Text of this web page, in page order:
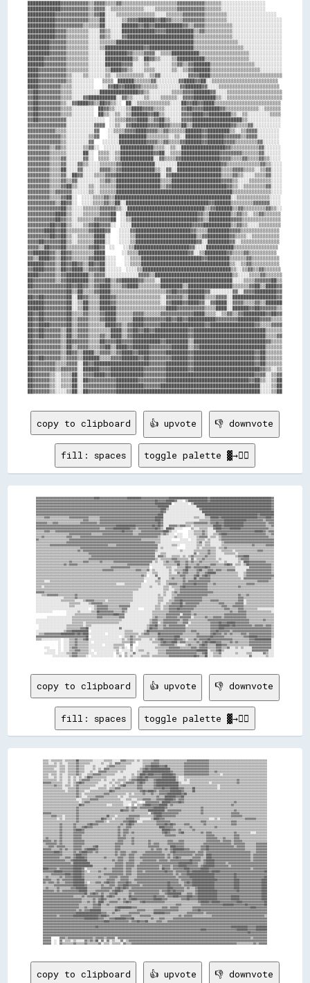
████████████▓▓▓▓▓▓▓▓▓▓▒▒▓▓▓▓▒▒▒▒▓▓▒▒▒▒▒▒▒▒▒▒▒▒▒▒▒▒▒▒▒▒▓▓▓▓▓▓▓▓▓▓▒▒▒▒▒▒░░░░░░░░░░░░░░░░
████████████▓▓▓▓▓▓▓▓▓▓▒▒▓▓▓▓░░▒▒▒▒▒▒▒▒▒▒▒▒░░░░▒▒▒▒▒▒▒▒▓▓▓▓▓▓▓▓▓▓▒▒▒▒▒▒░░░░░░░░░░░░░░░░
██████████▓▓▓▓▓▓▓▓▓▓▓▓▒▒▓▓██░░░░▒▒▒▒▒▒▒▒▒▒▒▒▒▒░░░░▒▒▒▒▒▒▓▓▓▓▓▓▓▓▒▒▒▒▒▒▒▒░░░░░░░░░░░░░░░░░░
██████████▓▓▓▓▓▓▓▓▓▓▓▓▒▒▒▒██░░░░░░▒▒▓▓▓▓██████▓▓██▓▓▒▒▒▒▓▓▓▓▓▓▓▓▒▒▒▒▒▒▒▒░░░░░░░░░░░░░░░░░░░░
██████████▓▓▓▓▓▓▓▓▓▓▒▒▒▒▒▒██░░░░░░██████▓▓██▓▓██████████▓▓▒▒▓▓▓▓▒▒▒▒▒▒▒▒▒▒░░░░░░░░░░░░░░░░░░
██████████▓▓▓▓▒▒▒▒▒▒▒▒░░░░▓▓▒▒░░░░████████████▓▓▓▓██████████▒▒▓▓▒▒▒▒▒▒▒▒▒▒░░░░░░░░░░░░░░░░░░
██████████▓▓▓▓▒▒▒▒▒▒▒▒░░░░▓▓▒▒░░░░▓▓████████████████████████▒▒▒▒▒▒▒▒▒▒▒▒▒▒░░░░░░░░░░░░░░░░░░
████████▓▓▓▓▓▓▒▒▒▒▒▒▒▒░░░░▒▒▒▒▒▒████████████████████████████▒▒▒▒▒▒▒▒▒▒▒▒▒▒▒▒░░░░░░░░░░░░░░░░
████████▓▓▓▓▓▓▒▒▒▒▒▒▒▒░░░░▒▒██████████████▓▓████████████████▒▒▒▒▒▒▒▒▒▒▒▒▒▒▒▒▒▒░░░░░░░░░░░░░░
████████▓▓▓▓▓▓▒▒▒▒▒▒▒▒░░░░░░████████▓▓▒▒▒▒▓▓▓▓░░▒▒▒▒██████████▒▒▒▒▒▒▒▒▒▒▒▒▒▒▒▒▒▒░░░░░░░░░░░░
██████▓▓▓▓▓▓▓▓▒▒▒▒▒▒▒▒░░░░░░██████████▒▒░░██▓▓▒▒░░░░▒▒██████████▒▒▒▒▒▒▒▒▒▒▒▒▒▒▒▒░░░░░░░░░░░░
██████▓▓▓▓▓▓▓▓▒▒▒▒▒▒▒▒░░░░░░██████▓▓▓▓░░░░▒▒░░░░░░░░▒▒▓▓▒▒▓▓██████▒▒▒▒▒▒▒▒▒▒▒▒▒▒▒▒░░░░░░░░░░
████▓▓▓▓▓▓▓▓▓▓▒▒▒▒▒▒▒▒░░░░░░▒▒████▓▓▒▒░░░░▒▒▒▒░░░░░░▒▒░░▒▒▓▓██████▒▒▒▒▒▒▒▒▒▒▒▒▒▒▒▒▒▒░░░░░░░░
████▓▓▓▓▓▓▓▓▓▓▒▒░░░░▒▒░░░░░░▒▒░░▒▒▒▒▒▒▒▒▒▒░░▒▒▓▓░░░░░░░░░░▓▓▓▓████▒▒▒▒▒▒▒▒▒▒▒▒▒▒▒▒▒▒▒▒▒▒▒▒▒▒
████▓▓▓▓▓▓▓▓▓▓▒▒░░░░░░░░    ▒▒▒▒  ██████▒▒▒▒▒▒▓▓░░░░░░░░▓▓████▓▓██░░▒▒▒▒▒▒▒▒▒▒▒▒▒▒▒▒▒▒▒▒▒▒▒▒
████▓▓▓▓▓▓▓▓▒▒▒▒░░░░░░░░    ░░▓▓██▓▓████▓▓▒▒▒▒▒▒░░░░░░░░▓▓██████▓▓░░░░▒▒▒▒▒▒▒▒▒▒▒▒▒▒▒▒▒▒▒▒▒▒
▓▓██▓▓▓▓▓▓▓▓▒▒▒▒░░░░░░░░░░██████████████▓▓▒▒░░░░░░░░▒▒▒▒▓▓▓▓██████▓▓░░░░▒▒▒▒▒▒▒▒▒▒▒▒▒▒▒▒▒▒▒▒
▓▓██▓▓▓▓▓▓▓▓▒▒▒▒░░░░▓▓██████████░░▓▓▒▒░░░░▒▒░░░░▒▒▒▒▒▒░░▓▓▓▓████████▒▒░░▒▒▒▒▒▒▒▒▒▒▒▒▒▒▒▒▒▒▒▒
▓▓██▓▓▓▓▓▓▓▓▒▒░░▓▓████▓▓▒▒██▓▓▒▒░░  ██░░▒▒▒▒▒▒▒▒▒▒▒▒░░░░██▓▓██▓▓████▒▒▒▒▒▒▒▒▒▒▒▒▒▒▒▒▒▒▒▒▒▒▒▒
▓▓██▓▓▓▓▓▓▓▓▒▒▒▒░░░░░░░░  ██▓▓▒▒░░░░▒▒████▓▓▓▓▒▒▒▒░░░░░░▓▓██▓▓▓▓██████▓▓▒▒▒▒▒▒▒▒▒▒▒▒░░▒▒▒▒▒▒
▓▓██▓▓▓▓▓▓▓▓▒▒▒▒░░░░░░░░  ██▒▒░░▒▒░░▒▒██████▓▓██▒▒░░░░░░▓▓▓▓████▓▓████████▒▒░░▒▒░░░░░░░░▒▒▒▒
▓▓██▓▓▓▓▓▓▓▓▓▓░░░░░░░░░░░░░░  ░░▒▒▒▒▓▓▓▓████▒▒▓▓██▒▒░░░░▓▓▓▓██████████████████▒▒░░░░░░░░░░░░
▓▓▓▓▓▓▓▓▓▓▓▓▓▓░░░░░░░░░░▓▓▓▓  ░░▒▒░░▓▓██████▓▓▓▓██▓▓▒▒▒▒██▒▒██████████████▓▓▒▒▒▒▓▓░░░░░░░░░░
▓▓▓▓▓▓▓▓▓▓▒▒▒▒░░░░░░░░░░▓▓    ░░▒▒▒▒▓▓▓▓████▓▓▓▓▒▒▓▓▒▒▒▒▒▒██████▓▓████████▒▒░░▒▒▓▓▓▓░░░░░░░░
▓▓▓▓▓▓▓▓▓▓▓▓▒▒░░░░░░░░▒▒▓▓    ░░░░██████████▒▒▒▒▒▒▒▒░░▒▒░░██████▓▓██████▓▓▓▓▓▓▒▒▓▓▓▓░░░░░░░░
▓▓▓▓▓▓▓▓▓▓▓▓▒▒░░░░░░░░▓▓    ░░░░░░██████████▓▓▓▓▒▒▓▓▒▒▒▒▓▓██████▓▓██████▓▓▓▓▒▒▒▒▒▒▒▒▓▓░░░░░░
▓▓▓▓▓▓▓▓▒▒▓▓▒▒░░░░░░▒▒▓▓░░  ░░░░░░████████████▒▒▒▒░░▒▒░░████████████████▓▓▒▒▒▒▒▒▒▒▒▒▓▓░░░░░░
▓▓▓▓▓▓▓▓▒▒▒▒▒▒░░░░░░██░░  ▒▒▒▒░░▒▒████████████▓▓██░░▒▒▒▒██████████████▓▓▓▓▓▓▓▓▒▒▒▒▒▒▓▓░░░░░░
▓▓▓▓▓▓▓▓▒▒▒▒▓▓░░░░░░▓▓░░  ▒▒▒▒░░▒▒████████████░░▓▓▒▒▒▒▓▓██████████████▓▓▓▓▒▒▒▒▓▓▒▒▒▒▓▓▒▒░░░░
▓▓▓▓▓▓▓▓▒▒▒▒▓▓░░░░▓▓▒▒░░░░▒▒▒▒▒▒▓▓████████████░░░░░░░░████████████████▓▓▒▒▒▒▒▒▒▒▒▒▒▒▓▓▒▒░░░░
▓▓▓▓▓▓▓▓▒▒▒▒██░░░░▓▓░░░░░░▓▓▓▓▒▒▓▓████████████▒▒░░▓▓░░████████████████▒▒▒▒▓▓▓▓▒▒▒▒░░▒▒▓▓░░░░
▓▓▓▓▓▓▓▓▒▒▒▒▓▓░░██▓▓░░░░▒▒▒▒▓▓▓▓████████████████░░▓▓██████████████████▒▒▒▒▓▓▒▒░░░░▒▒▒▒▓▓░░░░
▓▓▓▓▓▓▓▓▒▒▒▒▓▓▒▒▓▓░░░░░░░░▒▒▓▓▒▒████████████████▒▒▒▒██████████████████▓▓▓▓▒▒░░░░▒▒▒▒▒▒▒▒░░░░
▓▓▓▓▓▓▓▓▒▒▒▒▓▓██▒▒░░░░▒▒░░▒▒▒▒▒▒████████████████▒▒▓▓████████████████████▓▓▒▒░░▒▒▒▒▒▒▒▒▓▓░░░░
▓▓▓▓▓▓▓▓▒▒▓▓▓▓▓▓░░░░░░▒▒░░▒▒▒▒▒▒██████████████████████████████████████████▒▒▒▒▒▒▒▒▒▒▒▒▒▒░░░░
▓▓▓▓▓▓▓▓▒▒▒▒▓▓██░░  ░░░░▒▒▒▒▓▓▒▒██████████████████████████████████████████░░▒▒▒▒▒▒▒▒▒▒▒▒░░░░
▓▓▓▓▓▓▓▓▓▓▒▒██▓▓░░  ░░░░▒▒▒▒▓▓▒▒██░░██████████████████████████████▓▓██████▒▒▒▒▒▒▒▒▓▓▓▓▓▓░░░░
▓▓▓▓▓▓▓▓▓▓▓▓██▒▒░░░░▒▒▒▒▒▒▓▓▓▓▓▓▒▒░░████████████████████████████▒▒▓▓██████▒▒▓▓▒▒▒▒▒▒▒▒▓▓▒▒░░
▓▓▓▓▓▓▓▓▓▓████▒▒░░░░▒▒▒▒▒▒▓▓▓▓██  ░░██████████████████████████▓▓▒▒████████▒▒▓▓▒▒░░▒▒▓▓▒▒▒▒▒▒
▓▓▓▓▓▓▓▓▓▓██▓▓▒▒░░▒▒▒▒▒▒▓▓▓▓▓▓██  ░░▒▒████████████████████████▓▓▒▒████████▓▓▓▓▒▒▒▒▒▒▒▒▒▒▒▒▒▒
▓▓▓▓▓▓▓▓██▓▓██▒▒░░░░▒▒▓▓██▓▓▓▓░░  ░░░░██████████████████████▓▓▓▓██████████▒▒▓▓▒▒░░░░▒▒▒▒▒▒▒▒
▓▓▓▓▓▓████▓▓██▒▒▒▒▒▒▒▒▓▓████▓▓    ░░░░▓▓████████████████████▓▓▒▒▒▒████████▓▓▓▓▒▒▒▒▒▒▒▒▒▒▒▒▒▒
▓▓▓▓▓▓▓▓██▓▓██▒▒░░▒▒▒▒▒▒████░░    ░░░░▒▒██████████████████████▒▒▓▓████████▓▓▒▒▒▒░░▒▒▒▒▒▒▒▒▒▒
▓▓▓▓██▓▓▓▓▓▓██▒▒░░▒▒▒▒▒▒████░░    ░░░░▒▒██████████████████████▓▓░░████████▓▓░░▒▒▒▒▒▒▒▒▒▒▒▒▒▒
▓▓▓▓▒▒██▓▓▓▓██▒▒▒▒▒▒▒▒▓▓██▓▓  ░░    ░░▒▒████████████████████▓▓░░░░██████████▒▒▒▒▒▒▒▒▒▒▒▒▒▒▒▒
▓▓██████▓▓▒▒██▓▓▒▒▒▒▒▒▒▒████        ░░▒▒▒▒██████████████████▓▓░░▒▒████████▓▓▒▒▒▒▓▓▒▒▒▒▒▒▒▒▒▒
▓▓▒▒████▓▓▒▒██▓▓▒▒▒▒▒▒▓▓████░░░░    ░░▒▒▒▒██████████████████████▓▓████████▒▒▒▒▒▒▓▓▒▒▒▒▒▒▒▒▒▒
██████▓▓▓▓▒▒██▓▓██▓▓▒▒██▓▓██░░░░    ░░▒▒▒▒████████████████████████████████▒▒░░▒▒▓▓▒▒▒▒▒▒▒▒▒▒
▓▓████▓▓▓▓▒▒██▓▓████▒▒▓▓▓▓██░░░░░░  ░░░░▒▒████████████████████████████████▒▒░░▒▒▓▓▒▒▓▓▒▒▒▒▒▒
████▓▓▓▓▓▓▒▒▓▓████████▒▒▓▓▓▓░░░░░░░░░░░░▓▓▓▓▒▒████████████████████████████▒▒░░░░▒▒▒▒▓▓▒▒▒▒▒▒
██▓▓▓▓▓▓▓▓▒▒▓▓████████▒▒▓▓▓▓██▒▒▓▓██████▓▓▒▒▒▒░░██████████████████████████░░░░▒▒▒▒▓▓▓▓▓▓██▒▒
██▓▓▓▓▓▓▓▓▓▓▓▓██▓▓██▓▓▒▒▓▓████▒▒▒▒▓▓████▒▒▒▒▒▒▒▒████████▒▒████████████████▒▒▒▒▒▒▓▓██▒▒████▓▓
▓▓▓▓▓▓▓▓▓▓▓▓▓▓██▒▒██▒▒▒▒▓▓████▒▒▒▒▒▒▒▒▒▒▒▒▒▒▒▒▒▒▒▒▓▓██▓▓▓▓██████▓▓░░░░░░░░▓▓░░▓▓▓▓████████▓▓
██▓▓██▓▓▓▓▓▓▓▓██░░██▓▓▒▒▒▒████▓▓▒▒▒▒▒▒▒▒▒▒▒▒▒▒▒▒░░▓▓▓▓▓▓▒▒██████▒▒▒▒▓▓▓▓░░████████████████▓▓
██████▓▓▓▓▓▓▓▓██░░▒▒██▒▒▒▒████▓▓▒▒▒▒▒▒▒▒▒▒▒▒▒▒▒▒░░▓▓████▓▓████▓▓░░▓▓████░░▓▓▓▓▒▒▒▒▓▓▒▒██████
██████▓▓▓▓▓▓▓▓██░░▒▒██▒▒▒▒██████▒▒▒▒▒▒▒▒▒▒▒▒▒▒▒▒▒▒████▓▓▓▓▓▓▓▓▓▓▒▒▒▒████░░██████▓▓██▓▓▓▓▓▓▒▒
██▓▓██▓▓▓▓▓▓▓▓██▒▒▒▒▓▓▒▒▒▒▓▓████▒▒▒▒▒▒▓▓▓▓▒▒▒▒▒▒▓▓▓▓▓▓▓▓▓▓▓▓████▒▒▒▒░░▒▒▓▓▒▒▓▓████████▓▓██▓▓
██▓▓██▓▓▓▓▓▓▓▓██▒▒▓▓▓▓▒▒▒▒▓▓████▒▒▒▒▒▒████▓▓▓▓▓▓▓▓██▓▓██▓▓██████████▓▓▓▓▓▓▓▓████████▓▓▓▓▒▒▒▒
██▓▓████▓▓▓▓▓▓██▒▒▓▓▓▓▒▒▒▒▒▒████▓▓▒▒▓▓████▓▓▓▓▓▓████████████████▓▓████████████████▓▓▒▒▒▒▓▓▓▓
██▓▓██▓▓▓▓▓▓▒▒██▒▒▓▓▓▓▒▒▒▒▒▒▒▒████▒▒▓▓██▓▓██▓▓████████████▓▓██████████████████████████▒▒▒▒▒▒
██▓▓██▓▓▓▓▓▓▒▒██▒▒▓▓▓▓▒▒▒▒▓▓▒▒████▒▒▓▓████████████████████▓▓██████████████████████████▒▒▒▒▓▓
██▓▓▓▓▓▓▓▓▓▓▒▒██▓▓▓▓▓▓▒▒▒▒██▓▓▓▓██▓▓▓▓██████████▓▓████████▒▒██████████████████████████▓▓▒▒▒▒
██▓▓▓▓▓▓▓▓▓▓▒▒██▒▒▓▓▓▓▒▒▒▒▓▓██▒▒████▓▓██████▓▓▓▓▓▓▓▓██████▒▒▓▓████████████████████████▒▒▒▒▒▒
██▓▓▓▓▓▓▓▓▓▓▒▒██▓▓▒▒████▒▒▓▓▓▓▒▒▓▓████▓▓████▓▓▓▓▓▓████████▓▓██████████████████████▓▓██▒▒▒▒▒▒
██▓▓██▓▓▓▓▓▓▒▒▓▓▓▓▒▒██████▒▒▒▒▓▓▓▓██████▓▓██▓▓▓▓▓▓▓▓██████▓▓██████████████████████▓▓██▒▒▒▒▒▒
██▓▓▓▓▓▓▓▓▒▒▒▒▓▓▓▓░░██▓▓████████████████████▓▓▓▓▓▓████████▓▓██████████████████████▓▓██▒▒▒▒▒▒
██▓▓▓▓▓▓▓▓▒▒▓▓▓▓▓▓░░██████▓▓▓▓████████████▓▓▓▓▓▓▓▓████████▓▓████████████████████████▓▓▒▒░░▒▒
██▓▓▓▓▓▓▒▒░░▒▒▒▒██░░▓▓▓▓████▓▓████████████▓▓▓▓▓▓▓▓████████████████████████████████▓▓▓▓░░▒▒▓▓
██▓▓▓▓▓▓▒▒░░▒▒▒▒██░░██▓▓▓▓▓▓▓▓▓▓████████▓▓▓▓▓▓▓▓▓▓██████████████████████████████▓▓██▒▒░░▒▒██
██▓▓▓▓▓▓▒▒░░▒▒▒▒██░░▓▓▓▓▓▓▓▓▓▓▓▓██████████▓▓▓▓▓▓████████████████████████████████████░░░░▒▒██
copy to clipboard 👍 upvote 👎 downvote
fill: spaces toggle palette ▓→✊🏽
▓▓▓▓▓▓▓▓▓▓▓▓▓▓▓▓▓▓▓▓▓▓▓▓▓▓▓▓▓▓▓▓▓▓▓▓▓▓▓▓▓▓████▓▓▓▓▓▓▓▓▓▓▓▓▓▓▓▓▓▓▓▓██████████▓▓▓▓▓▓▓▓▓▓▓▓▓▓▓▓▓▓▓▓████████████████████████████▓▓████████████████████████████████████████████▓▓
▓▓▓▓▓▓▓▓▓▓▓▓▓▓▓▓▓▓▓▓▓▓▓▓▓▓▓▓▓▓▓▓▓▓▓▓▓▓▓▓▓▓▓▓▓▓▓▓▓▓▓▓▓▓▓▓▓▓▓▓▓▓▓▓▓▓▓▓▓▓▓▓▓▓▓▓▓▓▓▓▓▓▓▓▓▓██▓▓▓▓▓▓██████▓▓░░░░  ▒▒██████████████▓▓████████████████████████████████████████████▓▓
▓▓▓▓▓▓▓▓▓▓▓▓▓▓▓▓▓▓▓▓▓▓▓▓▓▓▓▓▓▓▓▓▓▓▓▓▓▓▓▓▓▓▓▓▓▓▓▓▓▓▓▓▓▓▓▓▓▓▓▓▓▓▓▓▓▓▓▓▓▓▓▓▓▓▓▓▓▓▓▓▓▓▓▓▓▓████████████  ░░░░░░░░░░  ▒▒████████████████████████████████████████████████████████▓▓
▓▓▓▓▓▓▓▓▓▓▓▓▓▓▓▓▓▓▓▓▓▓▓▓▓▓▓▓▓▓▓▓▓▓▓▓▓▓▓▓▓▓▓▓▓▓▓▓▓▓▓▓▓▓▓▓▓▓▓▓▓▓▓▓▓▓▓▓▓▓▓▓▓▓▓▓▓▓▓▓▓▓▓▓▓▓▓▓████████░░░░░░░░░░░░░░░░░░░░██████████████████████████████████████████████████████▓▓
▓▓▓▓▓▓▓▓▓▓▓▓▓▓▓▓▓▓▓▓▓▓▓▓▓▓▓▓▓▓▓▓▓▓▓▓▓▓▓▓▓▓▓▓▓▓▓▓▓▓▓▓▓▓▓▓▓▓▓▓▓▓▓▓▓▓▓▓▓▓▓▓▓▓▓▓▓▓▓▓▓▓▓▓▓▓▓▓▓▓████▒▒░░░░░░░░░░░░░░░░░░░░░░▓▓██████████████████████████████████████████████████▓▓
▓▓▓▓▓▓▓▓▓▓▓▓▓▓▓▓▓▓▓▓▓▓▓▓▓▓▓▓▓▓▓▓▓▓▓▓▓▓▓▓▓▓▓▓▓▓▓▓▓▓▓▓▓▓▓▓▓▓▓▓▓▓▓▓▓▓▓▓▓▓▓▓▓▓▓▓▓▓▓▓▓▓▓▓▓▓▓▓▓▓██▓▓░░░░░░░░░░░░░░░░░░░░░░░░░░████████████████████████████████████████████████████
▓▓▓▓▓▓▓▓▓▓▓▓▓▓▓▓▓▓▓▓▓▓▓▓▓▓▓▓▓▓▓▓▓▓▓▓▓▓▓▓▓▓▓▓▓▓▓▓▓▓▓▓▓▓▓▓▓▓▓▓▓▓▓▓▓▓▓▓▓▓▓▓▓▓▓▓▓▓▓▓▓▓▓▓▓▓▓▓████░░░░░░░░░░░░░░░░░░░░░░░░░░░░░░██████████████████████████████████████▓▓██████████
▒▒▒▒▒▒▓▓▓▓▒▒▒▒▒▒▒▒▒▒▒▒▒▒▓▓▓▓▓▓▓▓▓▓▓▓▓▓▒▒▒▒▒▒▒▒▓▓▓▓▓▓▓▓▓▓▓▓▓▓▓▓▓▓▓▓▓▓▓▓▓▓▓▓▓▓▓▓▓▓▓▓▓▓▓▓██████░░░░░░░░░░░░░░░░░░░░░░▒▒▒▒░░░░▒▒▒▒██████▓▓██████████████████████████▓▓▓▓▓▓████▓▓
▒▒▒▒▒▒▒▒▒▒▒▒▒▒▒▒▒▒▒▒▒▒▒▒▒▒▒▒▒▒▒▒▒▒▓▓▓▓▒▒▒▒▒▒▒▒▓▓▓▓▓▓▓▓▓▓▓▓▓▓▓▓▓▓▓▓▓▓▓▓▓▓▓▓▓▓▓▓▓▓▓▓▓▓▓▓████▓▓░░░░░░░░░░░░░░░░░░░░░░░░░░▒▒▒▒▒▒▒▒▓▓▓▓▓▓▓▓▓▓████████████████▓▓▓▓▓▓▓▓▓▓▓▓▒▒▓▓▓▓▓▓
▓▓▓▓▓▓▓▓▒▒▒▒▓▓▓▓▒▒▒▒▒▒▒▒▒▒▒▒▒▒▒▒▓▓▓▓▓▓▓▓▓▓▓▓▒▒▓▓▓▓▓▓▓▓▓▓▓▓▓▓▓▓▓▓▓▓▓▓▓▓▓▓▓▓▓▓▓▓▓▓▓▓▓▓▓▓▓▓██▓▓░░░░░░░░░░░░░░░░▒▒▒▒▒▒▓▓▓▓▓▓▓▓▓▓▒▒▓▓▓▓██▓▓▓▓██████████████▓▓▓▓▓▓▓▓▓▓▓▓▓▓▓▓▒▒▓▓▓▓
▓▓▓▓▓▓▓▓▓▓▓▓▓▓▓▓▓▓▓▓▓▓▓▓▓▓▓▓▓▓▓▓▓▓▓▓▓▓▓▓▓▓▓▓▓▓▓▓▓▓▓▓▓▓▓▓▓▓██████████████▓▓▓▓▓▓▓▓▓▓▓▓██▓▓██▓▓░░░░▓▓▓▓▓▓▒▒▓▓▓▓▒▒▒▒░░▒▒▒▒▒▒▒▒▒▒▒▒▒▒██████▓▓██████████████▓▓▓▓▓▓▓▓▓▓▓▓▓▓▓▓▒▒▒▒▓▓
▓▓▓▓▓▓▓▓▓▓▓▓▓▓▓▓▓▓▓▓▓▓▓▓▓▓▓▓▓▓▓▓▓▓▓▓▓▓▓▓▓▓▓▓▓▓▒▒▒▒▓▓▓▓▓▓████████████▓▓▓▓▒▒▓▓▓▓▓▓▓▓▓▓▓▓██▓▓▒▒░░████▓▓░░░░░░      ▒▒░░░░▒▒▒▒▒▒░░░░▓▓████▓▓▓▓▓▓████████▓▓▓▓▓▓▓▓▓▓▓▓▓▓▓▓▓▓▓▓▒▒▒▒
▒▒▒▒▒▒▓▓▓▓▒▒▒▒▓▓▓▓▓▓▓▓▓▓▓▓▓▓▓▓▓▓▓▓▓▓▓▓▓▓▓▓▓▓▓▓▓▓▓▓▓▓▓▓▓▓▓▓▓▓▓▓██▓▓▓▓▓▓▒▒▒▒▒▒▓▓▓▓▓▓▓▓▓▓▓▓▓▓▓▓████▒▒░░░░        ░░░░▒▒▒▒▒▒▓▓▒▒░░░░░░▓▓▓▓▓▓▓▓▓▓▓▓▓▓▓▓▓▓▓▓▓▓▓▓▓▓▓▓██████▓▓▒▒▓▓▓▓
▒▒▒▒▒▒▒▒▒▒▒▒▒▒▒▒▒▒▒▒▒▒▒▒▓▓▓▓▓▓▓▓▓▓▓▓▓▓▓▓▒▒▒▒▒▒▒▒▓▓▓▓▓▓▓▓▓▓▓▓▓▓▓▓▓▓▓▓▓▓▒▒▒▒▓▓▓▓▓▓▓▓▓▓▓▓▓▓▓▓▒▒▓▓▒▒░░░░  ░░░░    ░░░░▒▒▒▒▒▒▓▓▒▒░░░░▒▒▒▒▓▓████▓▓▓▓▓▓▓▓▓▓▓▓▓▓▓▓▓▓▓▓▓▓▓▓▓▓▓▓▒▒▒▒▓▓
▒▒▒▒▓▓▒▒▒▒▒▒▒▒▒▒▒▒▒▒▒▒▓▓▓▓▒▒▒▒▒▒▓▓▓▓▓▓▓▓▓▓▓▓▓▓▓▓▓▓▓▓▓▓▓▓▓▓▓▓▓▓▓▓▓▓▓▓▓▓▓▓▓▓▓▓▓▓▓▓▓▓▓▓▓▓▓▓▒▒░░░░░░░░░░▒▒░░░░    ░░░░░░▒▒▓▓▓▓▓▓░░▒▒▒▒░░▒▒▓▓▓▓▓▓▓▓▓▓▓▓▓▓▓▓▓▓▓▓▓▓▓▓▓▓▓▓▓▓▓▓▓▓▒▒▒▒
▓▓▒▒▒▒▒▒▒▒▒▒▒▒▒▒▒▒▒▒▒▒▒▒▓▓▓▓▓▓▓▓▓▓▓▓▓▓▓▓▓▓▓▓▓▓▓▓▓▓▓▓▓▓▓▓▓▓▓▓▓▓▓▓▓▓▓▓▓▓▓▓▓▓▓▓▒▒▒▒▒▒▒▒▒▒▒▒▒▒░░░░░░░░      ░░░░░░  ░░░░▒▒▒▒▒▒░░▒▒░░░░░░▒▒▓▓▓▓▓▓▓▓▓▓▓▓▓▓▓▓▓▓▓▓▓▓▓▓▓▓▓▓▓▓▓▓▓▓▓▓▓▓
▒▒▒▒▒▒▒▒▒▒▒▒▒▒▒▒▒▒▒▒▒▒▓▓▓▓▓▓▓▓▓▓▓▓▓▓▓▓▓▓▓▓▓▓▓▓▓▓▓▓▓▓▓▓▓▓▓▓▓▓▓▓▓▓▓▓▓▓▓▓▓▓▓▓▓▓▓▓▓▓▓▓▓▓▓▓▒▒▒▒░░░░░░░░░░░░░░░░░░░░░░░░░░▒▒▓▓░░▒▒▒▒░░░░░░░░▒▒▓▓▓▓▓▓▓▓▓▓▓▓▓▓▓▓▓▓▓▓▓▓▓▓▓▓▓▓▓▓▓▓▓▓▓▓
▒▒▒▒▒▒▒▒▒▒▓▓▓▓▓▓▓▓▓▓▓▓▓▓▓▓▓▓▓▓▓▓▓▓▓▓▓▓▓▓▓▓▓▓▓▓▓▓▓▓▓▓▒▒▒▒▒▒▓▓▓▓▓▓▓▓▓▓▓▓▓▓▓▓▓▓▓▓▓▓▓▓▓▓▓▓▓▓░░░░░░░░░░▒▒▒▒░░    ░░░░░░░░▒▒▒▒░░▒▒▒▒░░░░░░░░▒▒▒▒▒▒▒▒▒▒▒▒▒▒▒▒▒▒▒▒▒▒▓▓▒▒▒▒▒▒▒▒▓▓▓▓▓▓
▒▒▒▒▒▒▒▒▒▒▒▒▒▒▒▒▒▒▒▒▒▒▒▒▒▒▒▒▒▒▒▒▓▓▓▓▓▓▓▓▓▓▓▓▓▓▓▓▓▓▓▓▓▓▓▓▓▓▓▓▓▓▓▓▓▓▓▓▓▓▓▓▓▓▓▓▓▓▓▓▓▓▓▓▓▓▓▓░░▒▒░░░░░░░░░░      ░░░░░░░░▒▒░░▒▒▒▒▒▒▒▒▒▒░░▒▒▒▒▓▓▒▒▒▒▒▒▒▒▒▒▒▒▒▒▒▒▒▒▒▒▒▒▒▒▒▒▒▒▒▒▒▒▒▒
▒▒▒▒▒▒▒▒▒▒▒▒▒▒▒▒▒▒▒▒▒▒▒▒▒▒▒▒▒▒▓▓▒▒▓▓▓▓▓▓▓▓▓▓▓▓▓▓▓▓▓▓▓▓▓▓▓▓▓▓▓▓▓▓▓▓▓▓▓▓▓▓▓▓▓▓▓▓▓▓▓▓▓▓▓▓▒▒░░░░░░░░░░░░░░░░▒▒░░░░░░░░▒▒▒▒▒▒▒▒▒▒▓▓▒▒▒▒░░░░▒▒▒▒▒▒▒▒░░▒▒▒▒▒▒▒▒▒▒▒▒▒▒▒▒▓▓▓▓▒▒▒▒▒▒▒▒
▒▒▒▒▒▒▒▒▒▒▒▒▒▒▒▒▒▒▒▒▒▒▒▒▒▒▒▒▒▒▒▒▒▒▒▒▒▒▓▓▓▓▓▓▓▓▓▓▓▓▓▓▓▓▓▓▓▓▓▓▓▓▓▓▓▓▓▓▓▓▓▓▓▓▓▓▓▓▓▓▓▓▓▓▓▓░░░░▒▒▒▒░░░░░░░░░░░░░░░░░░░░▓▓░░▒▒▒▒▒▒▓▓▒▒▒▒░░░░░░▒▒▒▒▒▒▒▒░░▒▒▒▒▒▒▒▒▒▒▒▒▒▒▒▒▒▒▒▒▒▒▒▒▒▒
▒▒▒▒▒▒▒▒▒▒▒▒▒▒▒▒▒▒▒▒▒▒▒▒▒▒▒▒▒▒▒▒▒▒▒▒▒▒▒▒▓▓▓▓▓▓▓▓▓▓▓▓▓▓▓▓▓▓▓▓▓▓▓▓▓▓▓▓▓▓▓▓▓▓▓▓▓▓▓▓▓▓▓▓▓▓░░▓▓▓▓▒▒░░░░▒▒▒▒▒▒░░▒▒░░▒▒▓▓▒▒▒▒▒▒▒▒▓▓▒▒▒▒▒▒░░░░░░░░░░░░░░▒▒▓▓▓▓████▒▒▒▒▒▒▒▒▒▒▒▒▒▒▒▒▒▒
▒▒▒▒▒▒▒▒▒▒▒▒▒▒▒▒▒▒▒▒▒▒▒▒▒▒▒▒▒▒▒▒▒▒▒▒▒▒▓▓▓▓▓▓▓▓▓▓▓▓▓▓▓▓▓▓▓▓▓▓▓▓▓▓▓▓▓▓▓▓▓▓▓▓▓▓▓▓▓▓▓▓▓▓▓▓▒▒░░▒▒▒▒▒▒▒▒▓▓▓▓▒▒▒▒▒▒▒▒░░▓▓░░▒▒▒▒▓▓▒▒▒▒▒▒▒▒░░▒▒░░░░░░░░░░░░▒▒▓▓▓▓▓▓▒▒▒▒▒▒▒▒▒▒▒▒▒▒▒▒▒▒
▒▒▒▒▒▒▒▒▒▒▒▒▒▒▒▒▒▒▒▒▒▒▒▒▓▓▒▒▒▒▒▒▒▒▓▓▓▓▒▒▒▒▒▒▒▒▓▓▒▒▒▒▒▒▒▒▓▓▓▓▓▓▓▓▓▓▓▓▓▓▓▓▓▓▓▓▓▓▓▓▓▓▓▓░░▒▒░░░░▒▒▓▓▒▒▒▒▓▓▓▓▒▒▒▒▓▓▒▒▓▓▒▒▒▒▓▓▒▒▒▒▒▒▒▒▒▒▒▒░░░░▒▒░░░░░░░░▒▒░░████▓▓▓▓▓▓▓▓▓▓▓▓▒▒▒▒▒▒
▒▒▒▒▒▒▒▒▒▒▒▒▒▒▒▒▒▒▒▒▓▓▒▒▓▓▓▓▓▓▒▒▒▒▒▒▒▒▒▒▒▒▒▒▒▒▒▒▒▒▒▒▒▒▒▒▒▒▒▒▒▒▒▒▒▒▓▓▓▓▓▓▓▓▓▓▓▓▓▓▓▓░░░░░░░░░░▒▒▒▒▒▒▒▒▒▒██▒▒▒▒▓▓▒▒▒▒▒▒▓▓▒▒▒▒▒▒▒▒▓▓▓▓▒▒▒▒▒▒▓▓██▓▓░░▒▒▒▒░░▒▒██▓▓▓▓▓▓▓▓▓▓▓▓▓▓▓▓▒▒
▒▒▒▒▒▒▒▒▒▒▒▒▒▒▒▒▒▒▒▒▒▒▒▒▒▒▒▒▒▒▒▒▒▒▒▒▒▒▒▒▒▒▒▒▒▒▒▒▒▒▒▒▒▒▓▓▓▓▓▓▓▓▓▓▓▓▓▓▒▒▒▒▒▒▒▒▒▒▒▒▒▒  ░░░░░░░░░░▒▒▒▒░░░░▒▒▒▒▒▒██▓▓▒▒▓▓▓▓▓▓▓▓██▓▓▒▒▒▒▒▒▒▒▒▒▒▒▒▒▒▒▒▒░░░░░░░░░░▓▓▓▓▓▓▓▓▓▓▓▓▓▓▓▓▒▒
▒▒▒▒▒▒▒▒▒▒▒▒▒▒▒▒▒▒▒▒▒▒▒▒▒▒▒▒▒▒▒▒▒▒▒▒▒▒▒▒▒▒▒▒▒▒▒▒▓▓▓▓▓▓▓▓▒▒▒▒▒▒▒▒▒▒▒▒▒▒▒▒▓▓▓▓▒▒▒▒▓▓░░▒▒░░░░░░░░░░▒▒░░▒▒▒▒▒▒▓▓██▒▒▒▒▒▒▓▓██▒▒▒▒▓▓▓▓▒▒▓▓▓▓▒▒▒▒▓▓▓▓▓▓░░░░░░░░▓▓▓▓▓▓▓▓▓▓▓▓▓▓▓▓▓▓▒▒
▒▒▒▒▒▒▒▒▒▒▒▒▒▒▒▒▒▒▒▒▒▒▒▒▒▒▒▒▒▒▒▒▒▒▒▒▒▒▒▒▒▒▒▒▒▒▒▒▒▒▒▒▒▒▒▒▒▒▒▒▒▒▒▒▒▒▒▒▒▒▒▒▒▒▒▒▒▒▒▒░░░░▒▒▒▒░░░░░░░░▒▒░░░░▓▓▒▒▓▓▓▓▒▒▒▒▒▒▓▓▒▒▒▒▓▓██████▒▒▒▒▒▒▒▒▒▒▒▒▒▒▒▒░░░░▒▒▓▓▓▓▓▓▓▓▓▓▓▓▓▓▓▓▓▓▒▒
▒▒▒▒▒▒▒▒▒▒▒▒▒▒▒▒▒▒▒▒▒▒▒▒▒▒▒▒▒▒▒▒▒▒▒▒▒▒▒▒▒▒▒▒▒▒▒▒▒▒▒▒▒▒▒▒▒▒▒▒▒▒▒▒▒▒▒▒▒▒▒▒▒▒▒▒▓▓▒▒  ░░░░▓▓░░░░░░░░▒▒▒▒▒▒▒▒▓▓▓▓▒▒▒▒▒▒▓▓██▒▒▓▓██▓▓▒▒▒▒▒▒▒▒▒▒▒▒▒▒▒▒▒▒▒▒░░░░▒▒▓▓▓▓▓▓▓▓▓▓▓▓▓▓▓▓▓▓▓▓
▒▒▒▒▒▒▒▒▒▒▒▒▒▒▒▒▒▒▒▒▒▒▒▒▒▒▒▒▒▒▒▒▒▒▒▒▒▒▒▒▒▒▒▒▒▒▒▒▒▒▒▒▒▒▒▒▒▒▒▒▒▒▒▒▒▒▒▒▒▒▒▒▒▒▒▒▒▒░░░░░░░░░░▓▓░░░░░░▒▒▓▓▒▒▒▒▒▒▓▓▒▒▒▒▒▒██▒▒▓▓▓▓▓▓▓▓▒▒▒▒▒▒▒▒▒▒▒▒▒▒▒▒▒▒▒▒▒▒░░▓▓▓▓▓▓▓▓▓▓▓▓▓▓▓▓▓▓▓▓▒▒
▒▒▒▒▒▒░░░░▒▒▒▒▒▒▒▒▒▒▒▒▒▒▒▒▒▒▒▒▒▒▒▒▒▒▒▒▒▒▒▒▒▒▒▒▒▒▒▒▒▒▒▒▒▒▒▒▒▒▒▒▒▒▒▒▒▒▒▒▒▒▒▒▒▒▒▒  ░░░░░░▒▒▒▒░░░░▒▒▒▒▒▒▒▒▒▒▒▒▓▓▒▒▓▓▓▓▓▓▓▓▓▓▓▓▓▓▓▓▒▒▒▒▒▒▒▒▒▒▒▒▒▒▒▒▒▒▒▒▒▒▒▒▒▒▒▒▒▒▒▒▒▒▓▓▓▓▓▓▓▓▒▒▒▒
▒▒▒▒▒▒▒▒▒▒▒▒▒▒▒▒▒▒▒▒▒▒▒▒▒▒▒▒▒▒▒▒▒▒▒▒▒▒▒▒▒▒▒▒▒▒▒▒▒▒▒▒▒▒▒▒▒▒░░░░░░▒▒▒▒▒▒▒▒▒▒▒▒░░░░░░░░░░░░▒▒░░░░▒▒▓▓▓▓▓▓▒▒▒▒▓▓▓▓▓▓▓▓██▓▓▓▓▓▓▓▓▒▒▒▒▓▓▒▒▒▒▒▒▒▒▒▒▒▒▒▒▒▒▒▒▒▒▒▒▓▓▓▓▓▓▒▒▒▒▒▒▒▒▒▒▒▒▒▒
▒▒▒▒░░▒▒▒▒▒▒▒▒▒▒▒▒▒▒▒▒▒▒▒▒▒▒▒▒▒▒▒▒▒▒▒▒▒▒▒▒▒▒▒▒▒▒▒▒▒▒▒▒▒▒▒▒▒▒▒▒▒▒▒▒▒▒▒▒▒▒▒▒▒▒░░░░░░▒▒░░░░░░░░▒▒▒▒░░▒▒▒▒▒▒▓▓██▓▓▓▓▓▓▓▓▓▓▓▓▓▓▓▓▒▒▒▒▒▒▒▒▒▒▒▒▒▒▒▒▒▒▒▒▒▒▓▓▒▒▒▒▒▒▒▒▒▒▒▒▒▒▒▒▒▒▒▒▒▒▒▒
▒▒▒▒▒▒▒▒▒▒▒▒▒▒▒▒▒▒▒▒▒▒▒▒▒▒▒▒▒▒▒▒▒▒▒▒▒▒▒▒▒▒▒▒▒▒▒▒▒▒▒▒▒▒▒▒▒▒▒▒▒▒▒▒▒▒▒▒▒▒▒▒▒▒░░░░░░░░░░░░░░░░░░▒▒▒▒░░░░▒▒▒▒▓▓▓▓▓▓▓▓▓▓▓▓▓▓▓▓▓▓▓▓▒▒▒▒▒▒▒▒▒▒▒▒▒▒▒▒▒▒▒▒▒▒▒▒▒▒▒▒▒▒▒▒▒▒▒▒▒▒▒▒▒▒▒▒▒▒▒▒
▓▓▓▓▓▓▒▒▒▒▒▒▒▒▒▒▒▒▒▒▒▒▒▒▒▒▒▒▒▒▒▒▒▒▒▒▒▒▒▒▒▒▒▒▒▒▒▒▒▒▒▒▒▒▒▒▒▒▒▒▒▒▒▒▒▒▒▒▒▒░░░░░░░░░░░░░░░░░░░░░░▒▒░░░░▒▒▓▓▒▒▓▓▓▓▓▓▓▓▓▓▓▓▓▓▓▓▓▓▓▓▓▓▓▓▒▒▒▒▒▒▒▒▒▒▒▒▒▒▒▒▒▒▒▒▒▒▒▒▒▒▒▒▒▒▒▒▒▒▒▒▒▒▒▒▒▒▒▒
░░░░▒▒▒▒▓▓▓▓▓▓▓▓▒▒▒▒▒▒▒▒▒▒▒▒▓▓▒▒▒▒▒▒▒▒▒▒▒▒▒▒▒▒▒▒▒▒▒▒▒▒▒▒▒▒▒▒▒▒▒▒▒▒▒▒▒▒░░░░░░░░░░░░░░░░░░▒▒░░▒▒░░░░▒▒▒▒▓▓▓▓▓▓▓▓▓▓▓▓▓▓▓▓▓▓▓▓▓▓▒▒▒▒▒▒▒▒▒▒▒▒▒▒▒▒▒▒▒▒▒▒▓▓▒▒▒▒▓▓▒▒▒▒▒▒▒▒▒▒▒▒▒▒▒▒▒▒
░░░░░░░░░░░░░░░░░░░░▒▒▒▒▒▒▒▒▓▓▒▒▒▒▒▒▒▒▒▒▒▒▒▒▒▒▒▒▒▒▒▒▒▒▒▒▒▒▒▒▒▒▒▒▒▒▒▒▒▒░░░░░░░░░░░░░░░░░░▒▒▒▒░░░░░░▒▒▓▓▓▓▓▓▓▓▓▓▓▓▓▓▓▓▓▓▓▓▒▒▒▒▒▒▒▒▒▒▒▒▒▒▒▒▒▒▒▒▒▒▒▒▒▒▓▓▓▓▒▒▒▒▒▒▒▒▒▒▒▒▒▒▒▒▒▒▒▒▒▒
░░░░░░░░░░░░░░░░░░▒▒▒▒▒▒▒▒▒▒░░░░░░▒▒▓▓▓▓▓▓▒▒▒▒▒▒▒▒░░▒▒▒▒▒▒▒▒▒▒▒▒▒▒▒▒▒▒░░░░░░░░░░░░░░░░░░▒▒▒▒░░░░▒▒▒▒▓▓▓▓██▓▓▓▓▓▓▓▓▓▓▓▓▓▓▒▒▒▒▒▒▓▓▓▓▓▓▒▒▒▒▒▒▒▒▒▒▒▒▒▒▓▓▓▓░░▒▒▒▒▒▒▒▒▒▒▒▒▒▒▒▒▒▒▒▒
░░░░░░░░░░░░░░░░░░░░░░░░▒▒▒▒▒▒▒▒░░░░░░▒▒▓▓▓▓▓▓▓▓▒▒▒▒▒▒▒▒▒▒▒▒▒▒▒▒▒▒▒▒░░░░░░░░░░░░░░░░░░░░▒▒░░░░▒▒▒▒▓▓▓▓▓▓██▒▒▓▓▓▓▓▓▓▓▓▓▒▒▒▒▒▒▒▒▒▒▒▒▒▒▓▓▓▓▒▒▒▒▒▒▒▒▓▓▓▓▓▓░░▒▒▒▒▒▒▒▒▒▒▒▒▒▒▒▒▒▒▒▒
░░░░░░░░░░░░░░░░░░░░░░░░▒▒▒▒░░░░░░░░░░░░░░▒▒▓▓▓▓▓▓▓▓▒▒▒▒▒▒▒▒▓▓▓▓▓▓▓▓░░░░░░░░░░░░░░░░░░▒▒▒▒░░▒▒▒▒▓▓▓▓▓▓▓▓██▓▓▓▓▓▓▓▓▓▓▒▒▒▒▒▒▒▒▒▒▒▒▒▒▒▒▒▒▓▓▓▓▒▒▒▒▓▓▓▓▓▓▓▓▒▒▒▒▒▒▒▒▒▒▒▒▒▒▒▒▒▒▒▒▒▒
░░░░░░░░░░░░░░░░░░░░░░░░░░░░░░░░░░░░░░  ░░▒▒▓▓▓▓▓▓▓▓▒▒▒▒▒▒▒▒▒▒▓▓▓▓░░░░░░░░    ░░░░░░░░▒▒▒▒░░▒▒▒▒▓▓▓▓▓▓██▓▓▓▓▓▓▓▓▓▓▒▒▒▒▒▒▒▒▒▒▒▒▒▒▒▒▒▒▒▒▒▒▓▓▓▓▒▒▒▒▒▒▓▓▓▓▒▒▒▒▒▒▒▒▒▒░░░░░░░░░░░░
░░░░░░░░░░░░          ░░░░░░░░▒▒░░░░░░░░▒▒▒▒██▓▓▓▓▓▓▓▓▓▓▒▒▒▒▒▒▓▓▒▒░░░░░░░░░░░░░░░░░░▒▒▒▒▒▒▒▒▒▒▒▒▓▓▓▓▓▓▓▓▓▓▓▓▓▓▓▓▒▒▒▒▒▒▒▒▒▒▒▒▒▒▒▒▒▒▒▒▒▒▒▒▒▒▒▒▓▓▒▒▒▒▓▓▓▓▓▓▒▒▒▒▒▒▒▒▒▒▒▒▒▒▒▒▒▒░░
                      ░░░░░░▒▒▒▒▒▒▒▒▒▒▒▒▒▒▒▒▓▓▓▓▓▓▓▓▓▓▓▓████▓▓▓▓░░░░░░░░░░░░░░░░░░░░▒▒▒▒▒▒▒▒▒▒▓▓▓▓▓▓▓▓▓▓░░▓▓▓▓▓▓▒▒▓▓▒▒▒▒▒▒▒▒▒▒▒▒▒▒▒▒▒▒▒▒▓▓▓▓▓▓▓▓▓▓▓▓▓▓▓▓▒▒▒▒▒▒▒▒▒▒▒▒▒▒▒▒▒▒▒▒
        ░░░░░░░░░░░░░░░░░░▒▒▒▒▒▒▒▒▒▒▒▒▒▒▒▒▒▒▓▓▓▓▒▒▒▒▒▒▒▒▒▒▒▒▓▓▓▓░░░░░░░░░░░░░░░░░░░░▒▒▓▓▒▒▒▒▒▒▓▓▓▓▓▓▓▓▒▒▓▓▓▓▓▓▓▓░░▒▒▒▒▒▒▒▒▓▓▒▒▒▒▓▓▓▓▓▓▒▒▓▓▓▓▓▓▓▓▓▓▓▓▓▓▓▓▒▒▒▒▒▒▒▒▒▒▒▒▒▒▒▒▒▒▒▒
░░░░░░░░░░░░░░░░░░░░░░░░░░▒▒▒▒▒▒▒▒▒▒▒▒▒▒▒▒▒▒▒▒▒▒▒▒▒▒▒▒▒▒▒▒▒▒▒▒░░░░░░░░░░░░░░░░░░░░▒▒▓▓▓▓▒▒▒▒▓▓▓▓▓▓▓▓▓▓▓▓▒▒▓▓▓▓▒▒▒▒▒▒▒▒▒▒▒▒▒▒▓▓▓▓▓▓▓▓▓▓▓▓▓▓▓▓▓▓▓▓▓▓▓▓▓▓▓▓▓▓▒▒▒▒▒▒▒▒▒▒▓▓▒▒▒▒▒▒
░░░░░░░░░░░░░░░░░░░░░░░░░░▒▒▒▒▒▒▒▒░░▒▒▒▒▒▒▒▒▒▒▒▒▒▒▒▒▒▒▒▒▒▒▒▒░░░░░░░░░░░░░░░░░░░░░░▒▒▓▓▓▓░░▒▒▓▓▓▓▓▓▓▓▓▓▒▒▒▒▓▓▓▓░░▒▒▒▒▒▒▒▒▒▒▒▒▒▒▓▓▓▓▓▓██▓▓▓▓██████▓▓▓▓▓▓▓▓▓▓▒▒▒▒▒▒▒▒▒▒▒▒▒▒▒▒▒▒
  ░░░░░░░░░░░░░░░░░░░░▒▒▒▒▒▒▒▒▒▒▒▒░░▒▒▒▒░░░░░░░░░░░░░░░░░░░░░░░░░░░░░░░░░░░░░░░░▒▒▓▓▓▓██▒▒▒▒▓▓▒▒▓▓▓▓▓▓▓▓▓▓▓▓░░▒▒▒▒▒▒▒▒▒▒▒▒▒▒▒▒▓▓▓▓▓▓████████▓▓██▓▓▓▓▓▓▓▓▓▓▓▓▒▒▓▓▓▓▓▓▒▒▓▓▓▓▒▒
  ░░░░░░░░░░░░░░░░░░░░▒▒▒▒▒▒▒▒▒▒▓▓▓▓██░░░░░░░░░░░░░░░░░░░░░░▓▓░░░░░░░░░░░░░░░░░░▒▒██▓▓▓▓▒▒▒▒▓▓▓▓▓▓▓▓▓▓▓▓▓▓▓▓▒▒▒▒▒▒▒▒▒▒▒▒▒▒▒▒▒▒▓▓▓▓▓▓████▓▓▓▓▓▓▓▓▓▓▓▓▓▓▓▓▓▓▓▓▓▓▓▓▓▓▓▓▓▓▓▓▓▓▒▒
░░░░░░░░░░░░░░░░░░░░▒▒▓▓▓▓████████████  ░░░░░░░░░░░░░░░░░░░░░░░░▒▒▒▒▒▒░░░░░░░░▒▒██▓▓▓▓▓▓▓▓▓▓▓▓▓▓▓▓▓▓▓▓▓▓▓▓▓▓▒▒▒▒▓▓▓▓▒▒▒▒▒▒▒▒▒▒▓▓▓▓██▓▓▓▓▓▓▓▓▒▒▓▓▓▓▓▓▓▓▓▓▓▓▓▓▓▓▓▓▓▓▓▓▓▓▓▓▓▓▒▒
░░▒▒▒▒▓▓▓▓▓▓▓▓▓▓▓▓██████████▓▓██▓▓████░░░░░░░░░░░░  ░░░░░░░░░░░░▒▒▒▒▒▒▒▒▒▒░░▒▒▓▓▓▓▒▒▒▒▒▒██▓▓▓▓▓▓▓▓▓▓▓▓▓▓▓▓▒▒▒▒▒▒▒▒▒▒▓▓▒▒▒▒▒▒▒▒▓▓██▓▓▓▓▒▒▓▓▒▒▓▓▒▒▒▒▒▒▓▓▓▓▒▒▓▓▓▓▓▓▓▓▓▓▓▓▓▓▓▓▒▒
▓▓▓▓▓▓▓▓▓▓▓▓▓▓▓▓▓▓▓▓▓▓▓▓▓▓▓▓▓▓▓▓▓▓▓▓██  ░░░░░░░░░░░░░░░░░░░░  ░░▒▒▒▒▓▓▒▒░░▒▒▒▒▒▒▒▒▒▒▒▒▒▒▓▓▓▓▓▓▓▓▓▓▓▓████▒▒▒▒▒▒▒▒▒▒▒▒▓▓▓▓▓▓▓▓▓▓██▓▓▓▓▓▓▓▓▒▒▒▒▒▒▒▒▒▒▒▒▒▒▓▓▓▓██████▓▓▓▓▓▓▓▓▓▓▒▒
▒▒▒▒░░░░░░░░░░░░░░  ░░░░▒▒▒▒▓▓▒▒▒▒▓▓██░░░░░░░░░░░░░░░░░░░░░░░░▒▒░░▒▒▓▓▒▒▒▒▒▒░░░░░░▒▒░░▒▒▓▓██▓▓▓▓▓▓▓▓██▓▓▓▓▒▒░░▒▒▒▒▓▓▒▒▓▓▓▓▓▓██▓▓▓▓▓▓▓▓▓▓▓▓▓▓▓▓▒▒▒▒▒▒▒▒▒▒▒▒▓▓▓▓████████████░░
                ░░  ░░░░▒▒▒▒▓▓▒▒▒▒▒▒▒▒░░  ░░░░░░░░░░░░░░░░░░░░▒▒▒▒▒▒▓▓▒▒  ░░░░░░░░░░▒▒▒▒▒▒▓▓██▓▓▓▓████▒▒▓▓▓▓▒▒▒▒▒▒▒▒▓▓▒▒▓▓██▓▓████▓▓▓▓▒▒▒▒▒▒▓▓▒▒▓▓▒▒▒▒▒▒▒▒▓▓▓▓▓▓▓▓▓▓▓▓▓▓▓▓░░
                ░░  ░░░░▒▒▒▒▓▓▒▒▒▒▒▒▒▒░░░░░░░░░░  ░░░░░░▒▒▒▒▒▒▒▒    ▓▓    ░░░░░░░░░░░░░░▒▒▓▓▓▓▓▓▓▓▓▓▒▒░░░░░░▒▒▓▓▒▒▒▒▒▒▓▓██▓▓▒▒▒▒▒▒████▓▓▓▓▒▒▒▒▒▒▒▒▒▒▒▒▒▒▒▒▓▓▓▓▓▓▓▓▓▓▓▓▓▓▓▓░░
      ░░░░      ░░  ░░░░▒▒▓▓▓▓▒▒▒▒▒▒▒▒░░░░░░░░░░░░░░░░░░▒▒▒▒░░▒▒░░  ▒▒  ░░░░░░░░░░░░░░▒▒▒▒▒▒▒▒▒▒▓▓▓▓▓▓▓▓▒▒▒▒▒▒▒▒▓▓▓▓▒▒▓▓▓▓▓▓▒▒▒▒▒▒▓▓▓▓▒▒▒▒▓▓░░░░▒▒░░▒▒░░░░░░▓▓▓▓▓▓▓▓▓▓▓▓▓▓░░
        ░░░░░░  ░░  ░░░░▒▒▒▒▓▓▓▓▒▒▒▒▒▒░░  ░░░░░░░░░░░░░░░░▒▒  ░░░░░░▒▒  ░░▒▒▒▒░░░░░░░░░░▒▒▒▒▒▒▓▓▓▓▓▓▓▓▓▓▓▓▓▓▓▓▓▓▓▓▓▓████████░░▒▒▒▒▓▓██▒▒░░░░░░░░░░░░░░░░░░░░▓▓▓▓▓▓▓▓▓▓▓▓░░░░
      ░░░░░░░░  ░░░░░░▒▒▒▒▓▓▓▓▒▒▒▒▒▒▒▒░░░░  ░░░░░░░░░░░░  ▒▒░░  ▒▒░░░░▓▓░░░░░░░░▒▒░░░░░░▒▒▒▒▒▒▓▓▓▓▓▓▓▓▓▓▓▓▓▓▓▓▓▓▓▓▓▓▒▒▒▒▓▓██░░░░▒▒▒▒▓▓░░░░░░░░░░▒▒░░░░░░▒▒▒▒░░░░░░░░▓▓▒▒░░░░
            ░░░░░░░░░░░░▒▒▓▓▓▓▒▒▒▒▒▒░░  ░░░░░░░░░░░░░░░░  ░░▒▒  ▒▒░░▒▒░░░░░░▒▒▒▒▒▒░░▒▒▒▒▒▒▒▒▒▒▒▒▓▓▓▓▓▓▓▓▓▓▓▓▓▓▓▓▓▓██▓▓▒▒▒▒██░░░░▒▒▒▒▒▒░░░░░
copy to clipboard 👍 upvote 👎 downvote
fill: spaces toggle palette ▓→✊🏽
copy to clipboard 👍 upvote 👎 downvote